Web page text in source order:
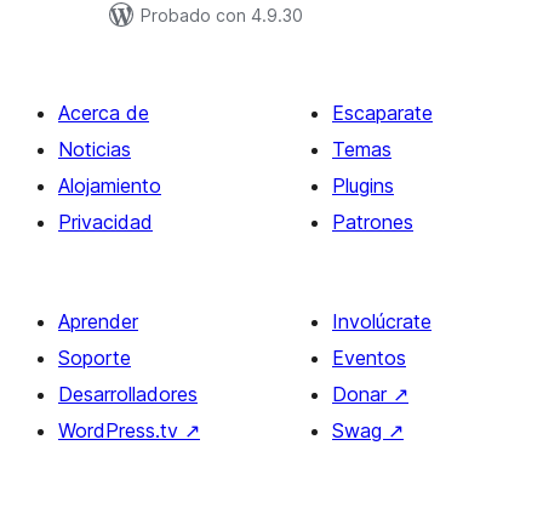
Probado con 4.9.30
Acerca de
Noticias
Alojamiento
Privacidad
Escaparate
Temas
Plugins
Patrones
Aprender
Soporte
Desarrolladores
WordPress.tv ↗
Involúcrate
Eventos
Donar ↗
Swag ↗